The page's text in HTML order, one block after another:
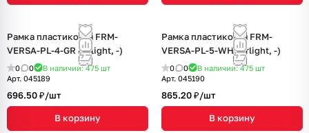
Рамка пластиковая FRM-
VERSA-PL-4-GR (Arlight, -)
0 0 В наличии: 475 шт
Арт. 045189
696.50 ₽/шт
В корзину
Рамка пластиковая FRM-
VERSA-PL-5-WH (Arlight, -)
0 0 В наличии: 475 шт
Арт. 045190
865.20 ₽/шт
В корзину